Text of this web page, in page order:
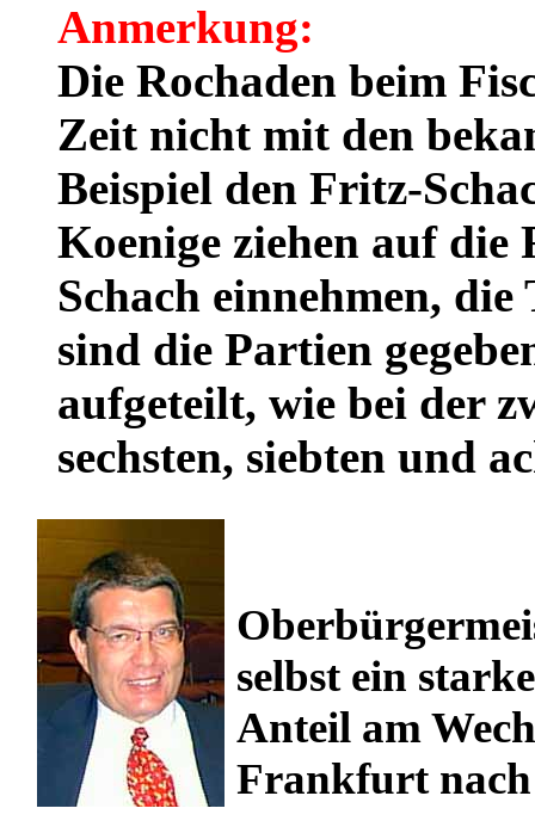
Anmerkung:
Die Rochaden beim
Zeit nicht mit den
Beispiel den Fritz-
Koenige ziehen auf die
Schach einnehmen,
sind die Partien
aufgeteilt, wie bei der
sechsten, siebten und
selbst ein
Anteil am
Frankfurt